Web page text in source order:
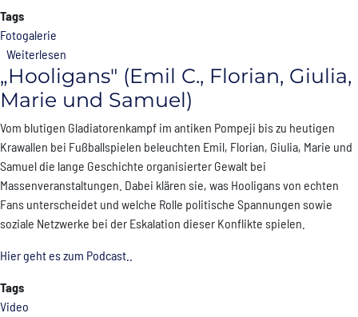
Tags
Fotogalerie
Weiterlesen
„Hooligans" (Emil C., Florian, Giulia,
Marie und Samuel)
Vom blutigen Gladiatorenkampf im antiken Pompeji bis zu heutigen
Krawallen bei Fußballspielen beleuchten Emil, Florian, Giulia, Marie und
Samuel die lange Geschichte organisierter Gewalt bei
Massenveranstaltungen. Dabei klären sie, was Hooligans von echten
Fans unterscheidet und welche Rolle politische Spannungen sowie
soziale Netzwerke bei der Eskalation dieser Konflikte spielen.
Hier geht es zum Podcast..
Tags
Video